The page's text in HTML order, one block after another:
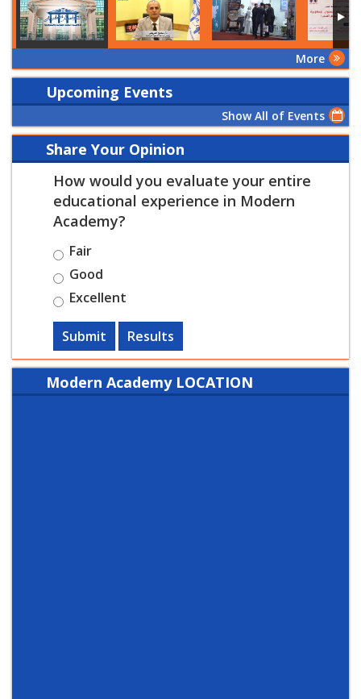
More
Upcoming Events
Show All of Events
Share Your Opinion
How would you evaluate your entire
educational experience in Modern
Academy?
Fair
Good
Excellent
Submit Results
Modern Academy LOCATION